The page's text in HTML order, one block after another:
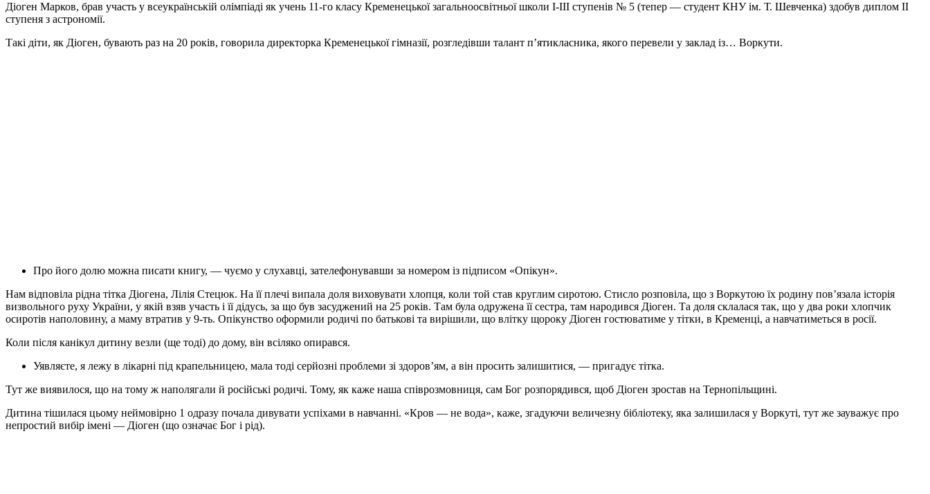
Діоген Марков, брав участь у всеукраїнській олімпіаді як учень 11-го класу Кременецької загальноосвітньої школи І-ІІІ ступенів № 5 (тепер — студент КНУ ім. Т. Шевченка) здобув диплом ІІ
ступеня з астрономії.
Такі діти, як Діоген, бувають раз на 20 років, говорила директорка Кременецької гімназії, розгледівши талант п’ятикласника, якого перевели у заклад із… Воркути.
Про його долю можна писати книгу, — чуємо у слухавці, зателефонувавши за номером із підписом «Опікун».
Нам відповіла рідна тітка Діогена, Лілія Стецюк. На її плечі випала доля виховувати хлопця, коли той став круглим сиротою. Стисло розповіла, що з Воркутою їх родину пов’язала історія
визвольного руху України, у якій взяв участь і її дідусь, за що був засуджений на 25 років. Там була одружена її сестра, там народився Діоген. Та доля склалася так, що у два роки хлопчик
осиротів наполовину, а маму втратив у 9-ть. Опікунство оформили родичі по батькові та вирішили, що влітку щороку Діоген гостюватиме у тітки, в Кременці, а навчатиметься в росії.
Коли після канікул дитину везли (ще тоді) до дому, він всіляко опирався.
Уявляєте, я лежу в лікарні під крапельницею, мала тоді серйозні проблеми зі здоров’ям, а він просить залишитися, — пригадує тітка.
Тут же виявилося, що на тому ж наполягали й російські родичі. Тому, як каже наша співрозмовниця, сам Бог розпорядився, щоб Діоген зростав на Тернопільщині.
Дитина тішилася цьому неймовірно 1 одразу почала дивувати успіхами в навчанні. «Кров — не вода», каже, згадуючи величезну бібліотеку, яка залишилася у Воркуті, тут же зауважує про
непростий вибір імені — Діоген (що означає Бог і рід).